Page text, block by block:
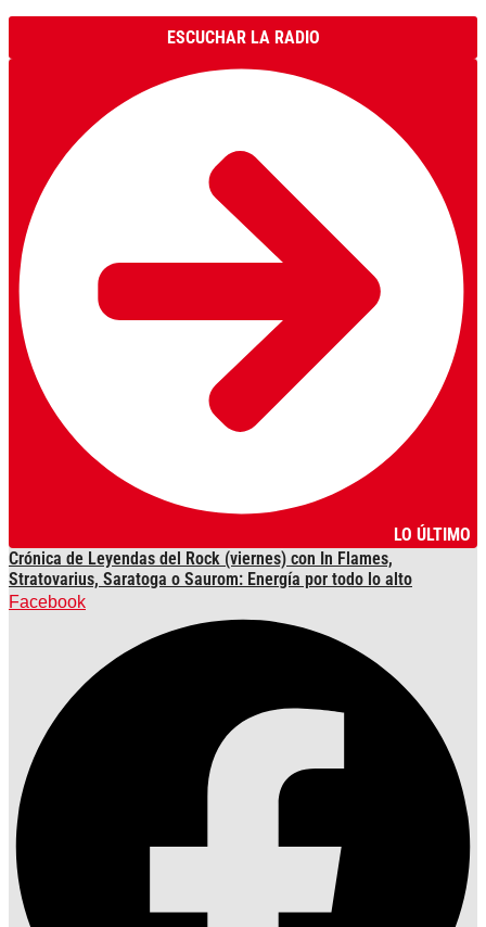
ESCUCHAR LA RADIO
LO ÚLTIMO
Crónica de Leyendas del Rock (viernes) con In Flames,
Stratovarius, Saratoga o Saurom: Energía por todo lo alto
Facebook